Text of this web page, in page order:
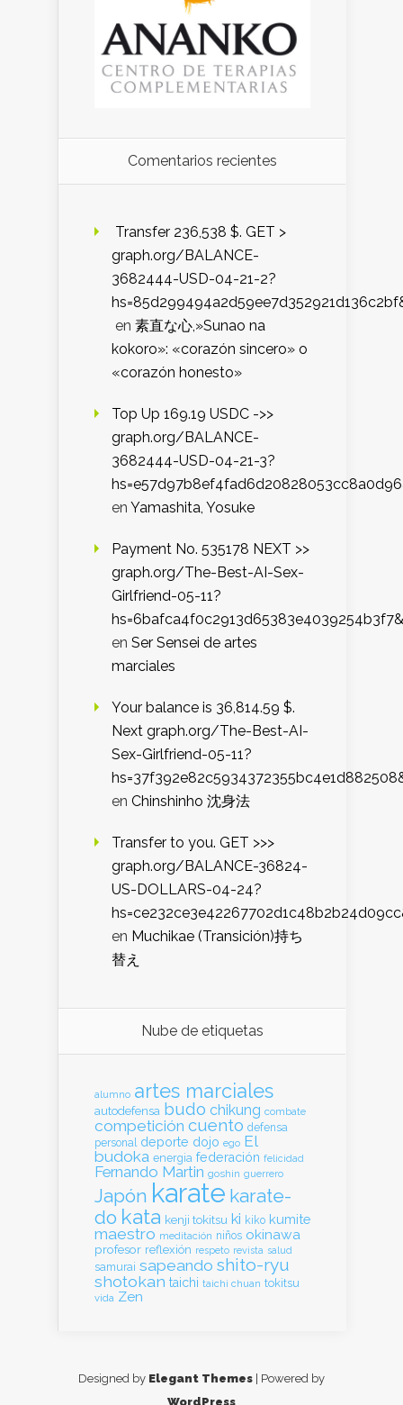
Comentarios recientes
️ Transfer 236,538 $. GET >
graph.org/BALANCE-
3682444-USD-04-21-2?
en 素直な心,»Sunao na
kokoro»: «corazón sincero» o
«corazón honesto»
Top Up 169.19 USDC ->>
graph.org/BALANCE-
3682444-USD-04-21-3?
en Yamashita, Yosuke
Payment No. 535178 NEXT >>
graph.org/The-Best-AI-Sex-
Girlfriend-05-11?
hs=6bafca4f0c2913d65383e4039254b3f7&
en Ser Sensei de artes
marciales
Your balance is 36,814.59 $.
Next graph.org/The-Best-AI-
Sex-Girlfriend-05-11?
en Chinshinho 沈身法
Transfer to you. GET >>>
graph.org/BALANCE-36824-
US-DOLLARS-04-24?
en Muchikae (Transición)持ち
替え
Nube de etiquetas
alumno artes marciales
autodefensa budo chikung combate
competición cuento defensa
personal deporte dojo ego El
budoka energia federación felicidad
Fernando Martin goshin guerrero
Japón karate karate-
do kata kenji tokitsu ki kiko kumite
maestro meditación niños okinawa
profesor reflexión respeto revista salud
samurai sapeando shito-ryu
shotokan taichi taichi chuan tokitsu
vida Zen
Designed by Elegant Themes | Powered by
WordPress